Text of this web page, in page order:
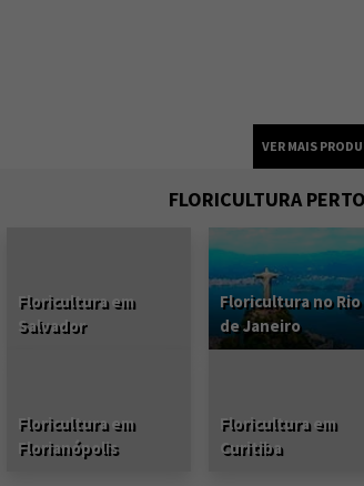
FLORICULTURA
Floricultura em
Salvador
Floricultura no Rio
de Janeiro
Floricultura em
Florianópolis
Floricultura em
Curitiba